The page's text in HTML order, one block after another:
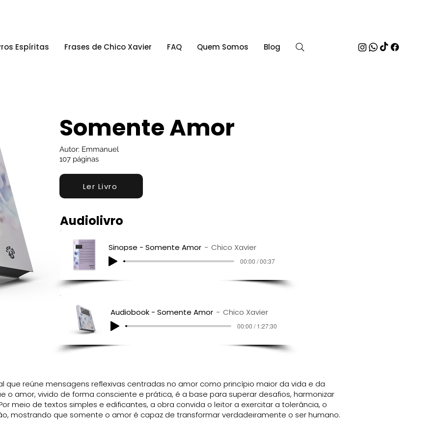
Espíritas Frases de Chico Xavier FAQ Quem Somos Blog
Somente Amor
Autor: Emmanuel
107 páginas
Ler Livro
Audiolivro
Sinopse - Somente Amor Chico Xavier
00:00 / 00:37
Audiobook - Somente Amor Chico Xavier
00:00 / 1:27:30
que reúne mensagens reflexivas centradas no amor como princípio maior da vida e da
o amor, vivido de forma consciente e prática, é a base para superar desafios, harmonizar
meio de textos simples e edificantes, a obra convida o leitor a exercitar a tolerância, o
mostrando que somente o amor é capaz de transformar verdadeiramente o ser humano.